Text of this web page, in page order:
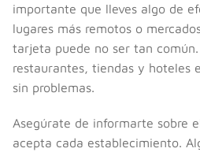
importante que lleves algo de
lugares más remotos o
tarjeta puede no ser tan
restaurantes, tiendas y hoteles
sin problemas.
Asegúrate de informarte sobre
acepta cada establecimiento.